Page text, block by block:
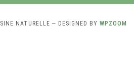
NATURELLE — DESIGNED BY WPZOOM